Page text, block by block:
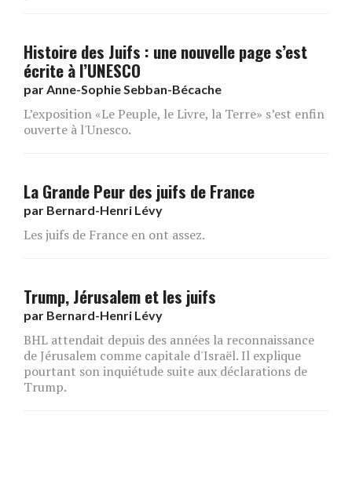
Histoire des Juifs : une nouvelle page s’est
écrite à l’UNESCO
parAnne-Sophie Sebban-Bécache
L’exposition «Le Peuple, le Livre, la Terre» s’est enfin
ouverte à l'Unesco.
La Grande Peur des juifs de France
par Bernard-Henri Lévy
Les juifs de France en ont assez.
Trump, Jérusalem et les juifs
par Bernard-Henri Lévy
BHL attendait depuis des années la reconnaissance
de Jérusalem comme capitale d'Israël. Il explique
pourtant son inquiétude suite aux déclarations de
Trump.